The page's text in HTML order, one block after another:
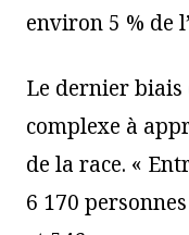
environ 5 % de
Le dernier
complexe à
de la race. «
6 170